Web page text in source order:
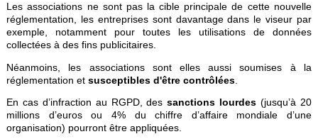
Les associations ne sont pas la cible principale de cette nouvelle
réglementation, les entreprises sont davantage dans le viseur par
exemple, notamment pour toutes les utilisations de données
collectées à des fins publicitaires.
Néanmoins, les associations sont elles aussi soumises à la
réglementation etsusceptibles d'être contrôlées
En cas d’infraction au RGPD, dessanctions lourdes (jusqu’à 20
millions d’euros ou 4% du chiffre d’affaire mondiale d’une
organisation) pourront être appliquées.